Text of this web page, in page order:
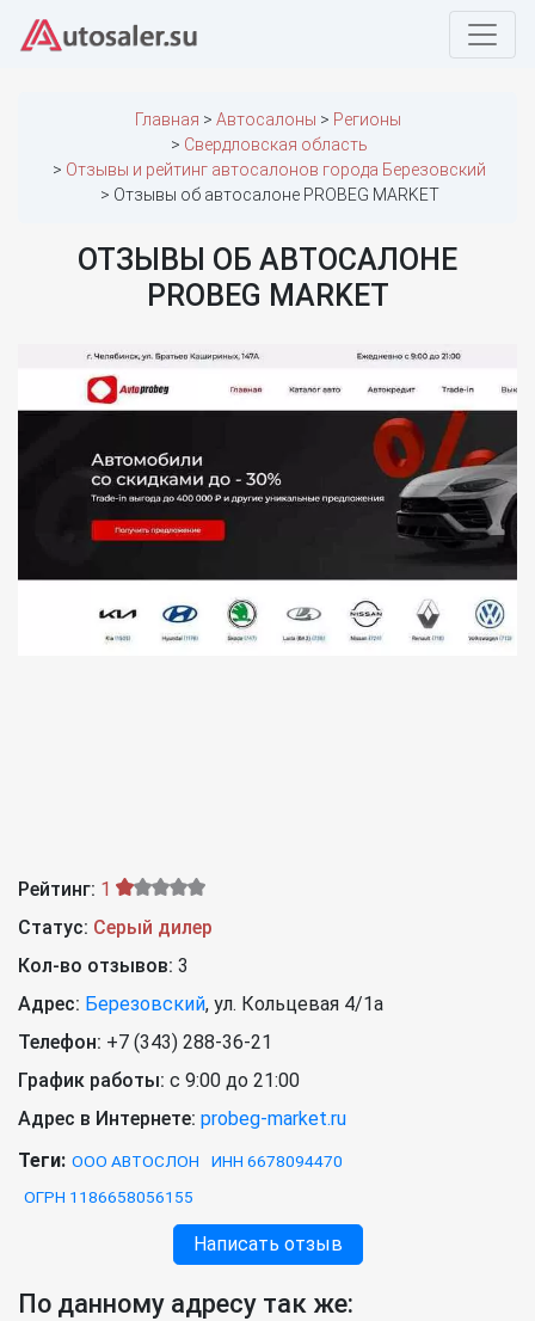
Главная Автосалоны
Регионы
Свердловская область
Отзывы и рейтинг автосалонов города Березовский
Отзывы об автосалоне PROBEG MARKET
ОТЗЫВЫ ОБ АВТОСАЛОНЕ
PROBEG MARKET
Рейтинг: 1
Статус: Серый дилер
Кол-во отзывов: 3
Адрес: Березовский, ул. Кольцевая 4/1а
Телефон: +7 (343) 288-36-21
График работы: с 9:00 до 21:00
Адрес в Интернете: probeg-market.ru
Теги: ООО АВТОСЛОН
ИНН 6678094470
ОГРН 1186658056155
Написать отзыв
По данному адресу так же: